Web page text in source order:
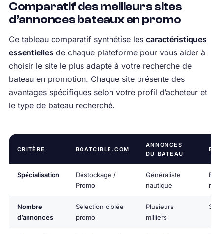
Comparatif des meilleurs sites
d’annonces bateaux en promo
Ce tableau comparatif synthétise les caractéristiques
essentielles de chaque plateforme pour vous aider à
choisir le site le plus adapté à votre recherche de
bateau en promotion. Chaque site présente des
avantages spécifiques selon votre profil d’acheteur et
le type de bateau recherché.
CRITÈRE BOATCIBLE.COM
ANNONCES
DU BATEAU
Spécialisation
Déstockage /
Promo
Généraliste
nautique
Nombre
d’annonces
Sélection ciblée
promo
Plusieurs
milliers
33